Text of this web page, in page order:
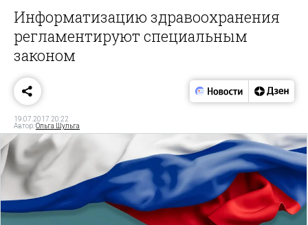
Информатизацию здравоохранения
регламентируют специальным
законом
19.07.2017 20:22
Автор:Ольга Шульга